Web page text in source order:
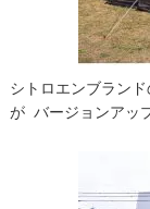
シトロエンブラン
が バージョンアッ